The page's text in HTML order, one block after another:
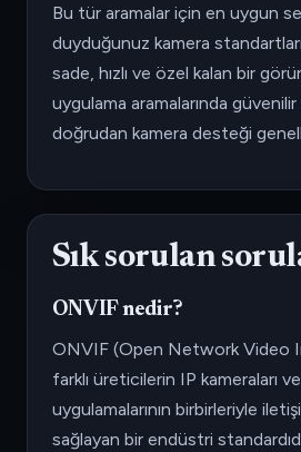
Bu tür aramalar için en uygun
duyduğunuz kamera
sade, hızlı ve özel kalan bir
uygulama aramalarında
doğrudan kamera desteği
Sık sorulan
ONVIF nedir?
ONVIF (Open Network Video
farklı üreticilerin IP kameraları
uygulamalarının birbirleriyle
sağlayan bir endüstri